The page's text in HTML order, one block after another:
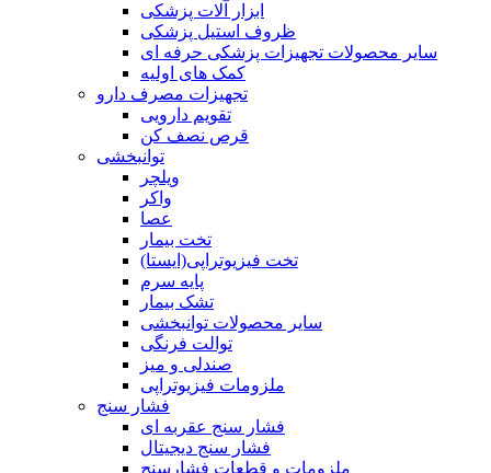
ابزار آلات پزشکی
ظروف استیل پزشکی
سایر محصولات تجهیزات پزشکی حرفه ای
کمک های اولیه
تجهیزات مصرف دارو
تقویم دارویی
قرص نصف کن
توانبخشی
ویلچر
واکر
عصا
تخت بیمار
تخت فیزیوتراپی(ایستا)
پایه سرم
تشک بیمار
سایر محصولات توانبخشی
توالت فرنگی
صندلی و میز
ملزومات فیزیوتراپی
فشار سنج
فشار سنج عقربه ای
فشار سنج دیجیتال
ملزومات و قطعات فشارسنج